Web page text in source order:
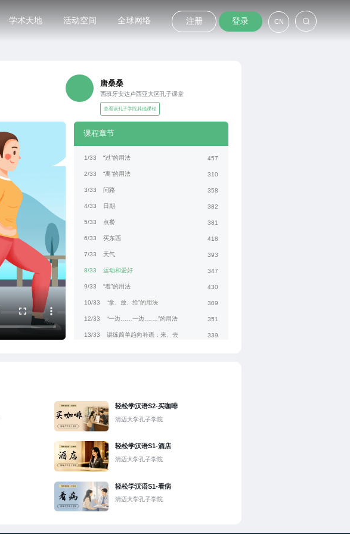
学术天地 活动空间 全球网络 注册 登录 CN
唐桑桑
西班牙安达卢西亚大区孔子课堂
查看该孔子学院其他课程
课程章节
1/33 “过”的用法 457
2/33 “离”的用法 310
3/33 问路 358
4/33 日期 382
5/33 点餐 381
6/33 买东西 418
7/33 天气 393
8/33 运动和爱好 347
9/33 “着”的用法 430
10/33 “拿、放、给”的用法 309
12/33 “一边……一边.……”的用法 351
13/33 讲练简单趋向补语：来、去 339
18/33 韵母ua uo uai uei
19/33 “吧”表示祈使
20/33 “是……的”的用法
21/33 z c s zh ch sh
23/33 明天天气怎么样
24/33 汉字：刃、上、下
轻松学汉语S2-买咖啡
清迈大学孔子学院
轻松学汉语S1-酒店
清迈大学孔子学院
轻松学汉语S1-看病
清迈大学孔子学院